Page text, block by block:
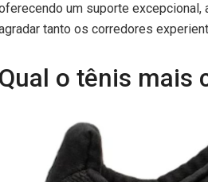
um suporte excepcional,
tanto os corredores
Qual o tênis mais